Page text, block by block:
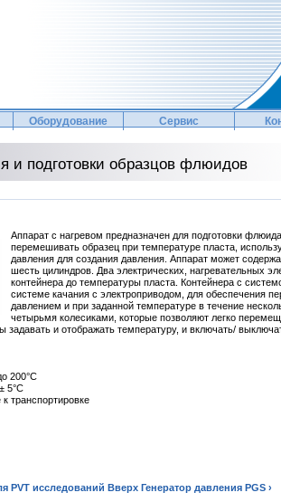
Оборудование Сервис
и подготовки образцов флюидов
Аппарат с нагревом предназначен для подготовки
перемешивать образец при температуре пласта,
давления для создания давления. Аппарат может
шесть цилиндров. Два электрических, нагревательных
контейнера до температуры пласта. Контейнера с
системе качания с электроприводом, для обеспечения
давлением и при заданной температуре в течение
четырьмя колесиками, которые позволяют легко
задавать и отображать температуру, и включать/
200°C
5°C
транспортировке
PVT исследований Вверх Генератор давления PGS ›